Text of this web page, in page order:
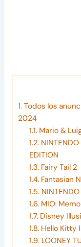
1.Todos los
2024
1.1.Mario &
1.2.NINTENDO
EDITION
1.3.Fairy Tail 2
1.4.Fantasian
1.5.
1.6.MIO:
1.7.Disney
1.8.Hello Kitty
1.9.LOONEY